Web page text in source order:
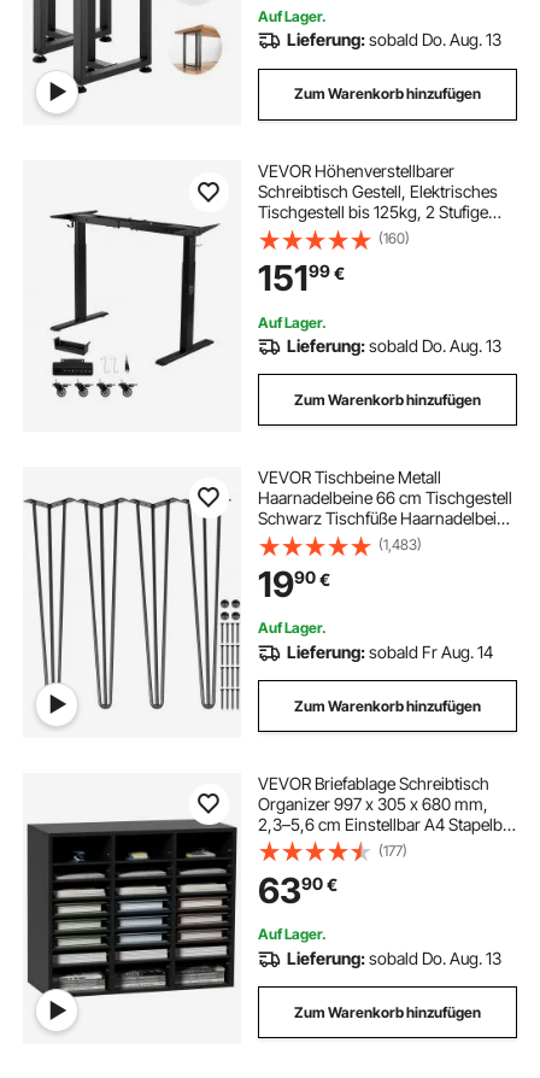
Auf Lager.
Lieferung:sobald Do. Aug. 13
Zum Warenkorb hinzufügen
VEVOR Höhenverstellbarer
Schreibtisch Gestell, Elektrisches
Tischgestell bis 125kg, 2 Stufige
Tischbeine mit 2 Motoren
Speicherfunktion Höhenanzeige
Kollisionschutz USB, Tischständer
für Büro, Schwarz
(160)
15199€
Auf Lager.
Lieferung:sobald Do. Aug. 13
Zum Warenkorb hinzufügen
VEVOR Tischbeine Metall
Haarnadelbeine 66 cm Tischgestell
Schwarz Tischfüße Haarnadelbeine
Schwarz Diy Schreibtisch Esstisch
(1,483)
1990€
Auf Lager.
Lieferung:sobald Fr Aug. 14
Zum Warenkorb hinzufügen
VEVOR Briefablage Schreibtisch
Organizer 997 x 305 x 680 mm,
2,3–5,6 cm Einstellbar A4 Stapelbar
Quer, Papierablage, Aufbewahrung
Schreibtisch Ablagesystem
Organisation, Ablage (Schwarz, 3 x
8 Fächer)
(177)
6390€
Auf Lager.
Lieferung:sobald Do. Aug. 13
Zum Warenkorb hinzufügen